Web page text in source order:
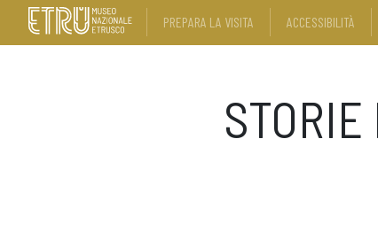
PREPARA LA VISITA ACCESSIBILITÀ